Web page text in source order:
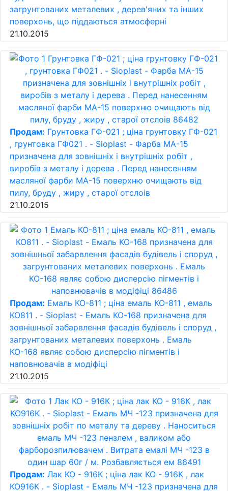
загрунтованих металевих , дерев'яних та інших
поверхонь, що піддаються атмосферні
21.10.2015
Продам: Грунтовка ГФ-021 ; ціна грунтовку ГФ-021
, грунтовка ГФ021 . - Sioplast - Фарба МА-15
призначена для зовнішніх і внутрішніх робіт ,
виробів з металу і дерева . Перед нанесенням
масляної фарби МА-15 поверхню очищають від
пилу, бруду , жиру , старої отслоів
21.10.2015
Продам: Емаль КО-811 ; ціна емаль КО-811 , емаль
КО811 . - Sioplast - Емаль КО-168 призначена для
зовнішньої забарвлення фасадів будівель і споруд ,
загрунтованих металевих поверхонь . Емаль
КО-168 являє собою дисперсію пігментів і
наповнювачів в модіфіці
21.10.2015
Продам: Лак КО - 916К ; ціна лак КО - 916К , лак
КО916К . - Sioplast - Емаль МЧ -123 призначена для